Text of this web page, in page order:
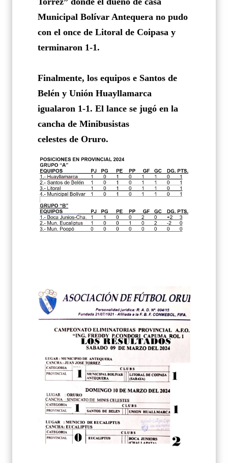
Municipal Bolívar Antequera no pudo
con el once de Litoral de Coipasa y
terminaron 1-1.
Finalmente, los equipos e Santos de
Belén y Unión Huayllamarca
igualaron 1-1. El lance se jugó en la
cancha de Minibusistas
celestes de Oruro.